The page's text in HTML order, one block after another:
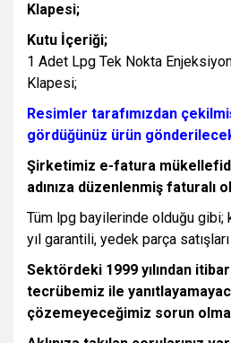
Klapesi;
Kutu İçeriği;
1 Adet Lpg Tek Nokta
Klapesi;
Resimler tarafımızdan
gördüğünüz ürün
Şirketimiz e-fatura
adınıza düzenlenmiş faturalı
Tüm lpg bayilerinde olduğu gibi;
yıl garantili, yedek parça
Sektördeki 1999 yılından
tecrübemiz ile
çözemeyeceğimiz sorun